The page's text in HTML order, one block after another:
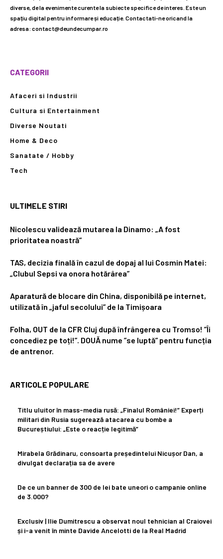
diverse, de la evenimente curente la subiecte specifice de interes. Este un
spațiu digital pentru informare și educație. Contactati-ne oricand la
adresa: contact@deundecumpar.ro
CATEGORII
Afaceri si Industrii
Cultura si Entertainment
Diverse Noutati
Home & Deco
Sanatate / Hobby
Tech
ULTIMELE STIRI
Nicolescu validează mutarea la Dinamo: „A fost
prioritatea noastră”
TAS, decizia finală în cazul de dopaj al lui Cosmin Matei:
„Clubul Sepsi va onora hotărârea”
Aparatură de blocare din China, disponibilă pe internet,
utilizată în „jaful secolului” de la Timișoara
Folha, OUT de la CFR Cluj după înfrângerea cu Tromso! ”Îi
concediez pe toți!”. DOUĂ nume ”se luptă” pentru funcția
de antrenor.
ARTICOLE POPULARE
Titlu uluitor în mass-media rusă: „Finalul României!” Experți
militari din Rusia sugerează atacarea cu bombe a
Bucureștiului: „Este o reacție legitimă”
Mirabela Grădinaru, consoarta președintelui Nicușor Dan, a
divulgat declarația sa de avere
De ce un banner de 300 de lei bate uneori o campanie online
de 3.000?
Exclusiv | Ilie Dumitrescu a observat noul tehnician al Craiovei
și i-a venit în minte Davide Ancelotti de la Real Madrid